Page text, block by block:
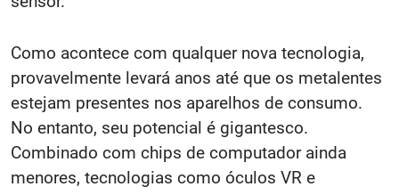
Como acontece com qualquer nova tecnologia,
provavelmente levará anos até que os metalentes
estejam presentes nos aparelhos de consumo.
No entanto, seu potencial é gigantesco.
Combinado com chips de computador ainda
menores, tecnologias como óculos VR e